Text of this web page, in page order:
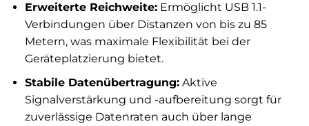
Erweiterte Reichweite:Ermöglicht USB 1.1-
Verbindungen über Distanzen von bis zu 85
Metern, was maximale Flexibilität bei der
Geräteplatzierung bietet.
Stabile Datenübertragung:Aktive
Signalverstärkung und -aufbereitung sorgt für
zuverlässige Datenraten auch über lange